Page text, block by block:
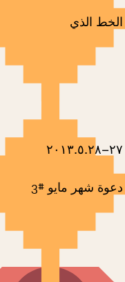
الخط الذي
٢٧–٢٠١٣.٥.٢٨
دعوة شهر مايو #3